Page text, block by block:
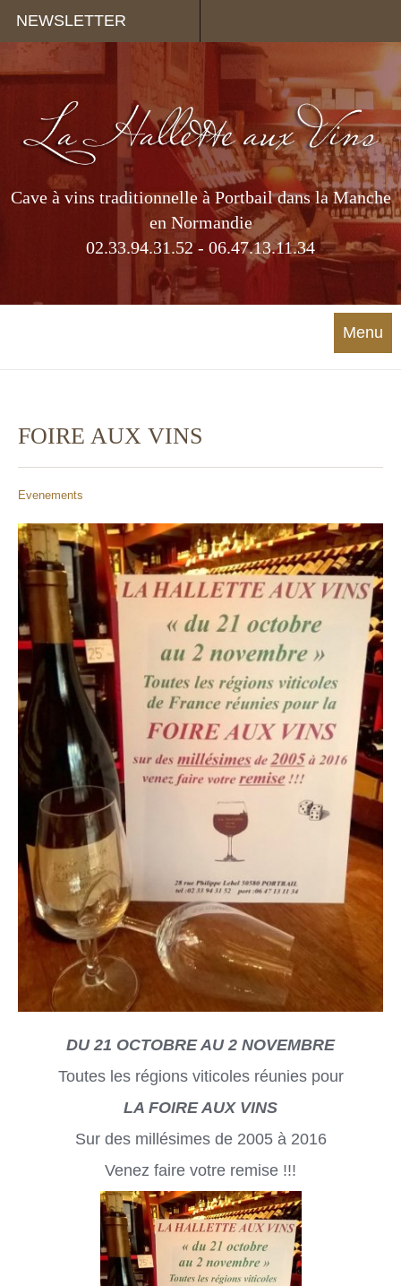
NEWSLETTER
Cave à vins traditionnelle à Portbail dans la Manche
en Normandie
02.33.94.31.52 - 06.47.13.11.34
Menu
FOIRE AUX VINS
Evenements
DU 21 OCTOBRE AU 2 NOVEMBRE
Toutes les régions viticoles réunies pour
LA FOIRE AUX VINS
Sur des millésimes de 2005 à 2016
Venez faire votre remise !!!
Panneau de gestion des cookies